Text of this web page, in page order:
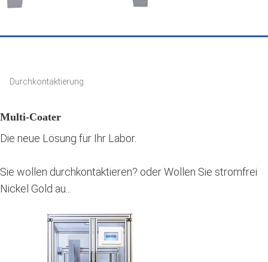
Multi-Coater
Durchkontaktierung
Die neue Lösung für Ihr Labor.
Sie wollen durchkontaktieren? oder Wollen Sie stromfrei
Nickel Gold au...